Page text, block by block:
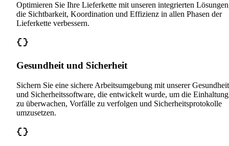
Optimieren Sie Ihre Lieferkette mit unseren integrierten
die Sichtbarkeit, Koordination und Effizienz in allen Phasen der
Lieferkette verbessern.
Gesundheit und Sicherheit
Sichern Sie eine sichere Arbeitsumgebung mit unserer
und Sicherheitssoftware, die entwickelt wurde, um die Einhaltung
zu überwachen, Vorfälle zu verfolgen und Sicherheitsprotokolle
umzusetzen.